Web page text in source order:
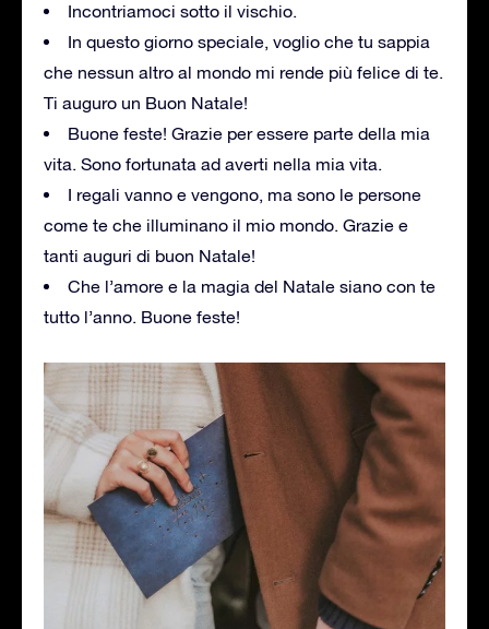
Incontriamoci sotto il vischio.
In questo giorno speciale, voglio che tu sappia
che nessun altro al mondo mi rende più felice di te.
Ti auguro un Buon Natale!
Buone feste! Grazie per essere parte della mia
vita. Sono fortunata ad averti nella mia vita.
I regali vanno e vengono, ma sono le persone
come te che illuminano il mio mondo. Grazie e
tanti auguri di buon Natale!
Che l’amore e la magia del Natale siano con te
tutto l’anno. Buone feste!